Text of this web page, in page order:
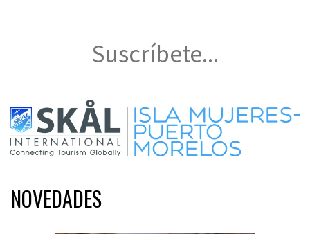
Suscríbete...
NOVEDADES